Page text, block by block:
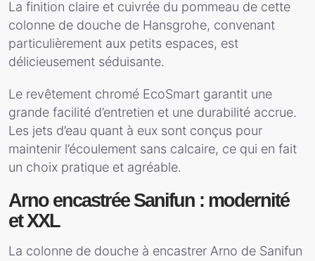
La finition claire et cuivrée du pommeau de cette
colonne de douche de Hansgrohe, convenant
particulièrement aux petits espaces, est
délicieusement séduisante.
Le revêtement chromé EcoSmart garantit une
grande facilité d’entretien et une durabilité accrue.
Les jets d’eau quant à eux sont conçus pour
maintenir l’écoulement sans calcaire, ce qui en fait
un choix pratique et agréable.
Arno encastrée Sanifun : modernité
et XXL
La colonne de douche à encastrer Arno de Sanifun